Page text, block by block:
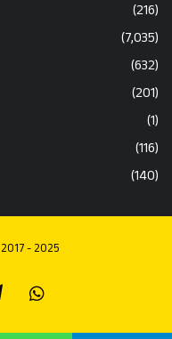
(216)
(7,035)
(632)
(201)
(1)
(116)
(140)
2017 - 2025
TelegramWhatsapp